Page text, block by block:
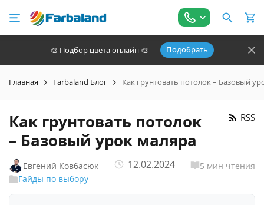
🎨 Подбор цвета онлайн 🎨 Подобрать
Главная Farbaland Блог Как грунтовать потолок – Базовый
Как грунтовать потолок
– Базовый урок маляра
RSS
Евгений Ковбасюк 12.02.2024
5 мин чтения
Гайды по выбору